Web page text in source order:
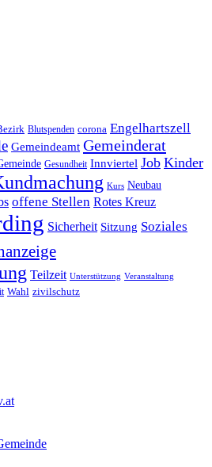
Blutspenden corona Engelhartszell
Gemeindeamt Gemeinderat
Gesundheit Innviertel Job Kinder
Kurs Neubau
offene Stellen Rotes Kreuz
Sicherheit Sitzung Soziales
Teilzeit Unterstützung Veranstaltung
Wahl zivilschutz